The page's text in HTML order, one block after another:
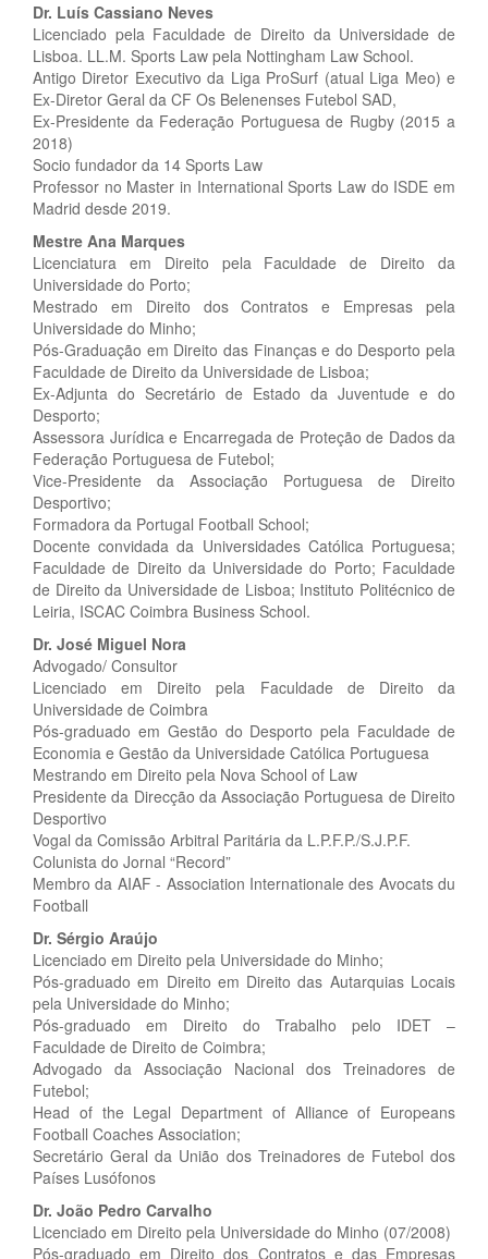
Dr. Luís Cassiano Neves
Licenciado pela Faculdade de Direito da Universidade de
Lisboa. LL.M. Sports Law pela Nottingham Law School.
Antigo Diretor Executivo da Liga ProSurf (atual Liga Meo) e
Ex-Diretor Geral da CF Os Belenenses Futebol SAD,
Ex-Presidente da Federação Portuguesa de Rugby (2015 a
2018)
Socio fundador da 14 Sports Law
Professor no Master in International Sports Law do ISDE em
Madrid desde 2019.
Mestre Ana Marques
Licenciatura em Direito pela Faculdade de Direito da
Universidade do Porto;
Mestrado em Direito dos Contratos e Empresas pela
Universidade do Minho;
Pós-Graduação em Direito das Finanças e do Desporto pela
Faculdade de Direito da Universidade de Lisboa;
Ex-Adjunta do Secretário de Estado da Juventude e do
Desporto;
Assessora Jurídica e Encarregada de Proteção de Dados da
Federação Portuguesa de Futebol;
Vice-Presidente da Associação Portuguesa de Direito
Desportivo;
Formadora da Portugal Football School;
Docente convidada da Universidades Católica Portuguesa;
Faculdade de Direito da Universidade do Porto; Faculdade
de Direito da Universidade de Lisboa; Instituto Politécnico de
Leiria, ISCAC Coimbra Business School.
Dr. José Miguel Nora
Advogado/ Consultor
Licenciado em Direito pela Faculdade de Direito da
Universidade de Coimbra
Pós-graduado em Gestão do Desporto pela Faculdade de
Economia e Gestão da Universidade Católica Portuguesa
Mestrando em Direito pela Nova School of Law
Presidente da Direcção da Associação Portuguesa de Direito
Desportivo
Vogal da Comissão Arbitral Paritária da L.P.F.P./S.J.P.F.
Colunista do Jornal “Record”
Membro da AIAF - Association Internationale des Avocats du
Football
Dr. Sérgio Araújo
Licenciado em Direito pela Universidade do Minho;
Pós-graduado em Direito em Direito das Autarquias Locais
pela Universidade do Minho;
Pós-graduado em Direito do Trabalho pelo IDET –
Faculdade de Direito de Coimbra;
Advogado da Associação Nacional dos Treinadores de
Futebol;
Head of the Legal Department of Alliance of Europeans
Football Coaches Association;
Secretário Geral da União dos Treinadores de Futebol dos
Países Lusófonos
Dr. João Pedro Carvalho
Licenciado em Direito pela Universidade do Minho (07/2008)
Pós-graduado em Direito dos Contratos e das Empresas